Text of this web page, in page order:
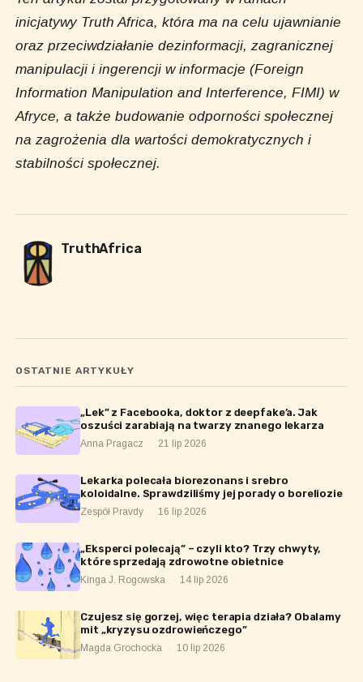
inicjatywy Truth Africa, która ma na celu ujawnianie
oraz przeciwdziałanie dezinformacji, zagranicznej
manipulacji i ingerencji w informacje (Foreign
Information Manipulation and Interference, FIMI) w
Afryce, a także budowanie odporności społecznej
na zagrożenia dla wartości demokratycznych i
stabilności społecznej.
TruthAfrica
OSTATNIE ARTYKUŁY
„Lek” z Facebooka, doktor z deepfake’a. Jak
oszuści zarabiają na twarzy znanego lekarza
Anna Pragacz · 21 lip 2026
Lekarka polecała biorezonans i srebro
koloidalne. Sprawdziliśmy jej porady o boreliozie
Zespół Pravdy · 16 lip 2026
„Eksperci polecają” – czyli kto? Trzy chwyty,
które sprzedają zdrowotne obietnice
Kinga J. Rogowska · 14 lip 2026
Czujesz się gorzej, więc terapia działa? Obalamy
mit „kryzysu ozdrowieńczego”
Magda Grochocka · 10 lip 2026